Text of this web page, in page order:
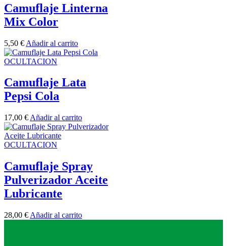
Camuflaje Linterna
Mix Color
5,50 € Añadir al carrito
OCULTACION
Camuflaje Lata
Pepsi Cola
17,00 € Añadir al carrito
OCULTACION
Camuflaje Spray
Pulverizador Aceite
Lubricante
28,00 € Añadir al carrito